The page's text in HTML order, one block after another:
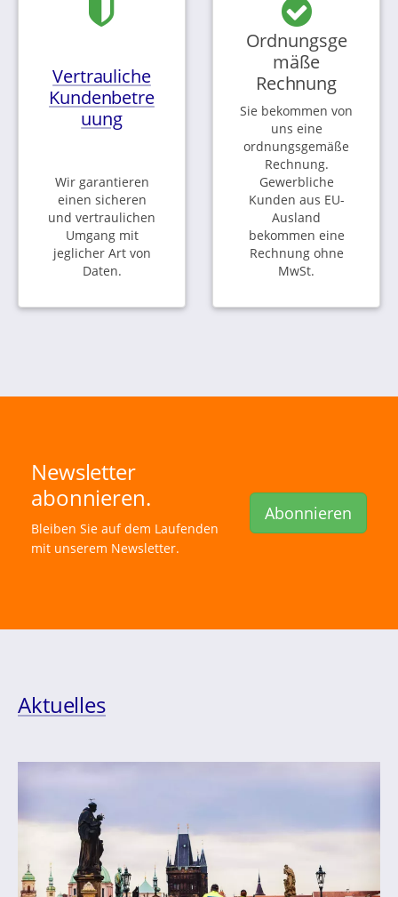
Vertrauliche
Kundenbetre
uung
Wir garantieren
einen sicheren
und vertraulichen
Umgang mit
jeglicher Art von
Daten.
Ordnungsge
mäße
Rechnung
Sie bekommen von
uns eine
ordnungsgemäße
Rechnung.
Gewerbliche
Kunden aus EU-
Ausland
bekommen eine
Rechnung ohne
MwSt.
Newsletter
abonnieren.
Bleiben Sie auf dem Laufenden
mit unserem Newsletter.
Abonnieren
Aktuelles